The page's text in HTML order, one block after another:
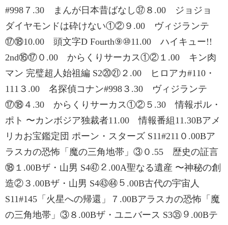
#998７.30 まんが日本昔ばなし㊲８.00 ジョジョ
ダイヤモンドは砕けない①②９.00 ヴィジランテ
⑰⑱10.00 頭文字D Fourth⑨⑩11.00 ハイキュー!!
2nd⑯⑰０.00 からくりサーカス①②１.00 キン肉
マン 完璧超人始祖編 S2⑳㉑２.00 ヒロアカ#110・
111３.00 名探偵コナン#998３.30 ヴィジランテ
⑰⑱４.30 からくりサーカス①②５.30 情報ポル・
ポト 〜カンボジア独裁者11.00 情報番組11.30Bアメ
リカお宝鑑定団 ポーン・スターズ S11#211０.00Bア
ラスカの恐怖「魔の三角地帯」③０.55 歴史の証言
⑱１.00Bザ・山男 S4㊼２.00A聖なる遺産 〜神秘の創
造②３.00Bザ・山男 S4㊸㊹５.00B古代の宇宙人
S11#145「火星への帰還」７.00Bアラスカの恐怖「魔
の三角地帯」③８.00Bザ・ユニバース S3㉟９.00Bテ